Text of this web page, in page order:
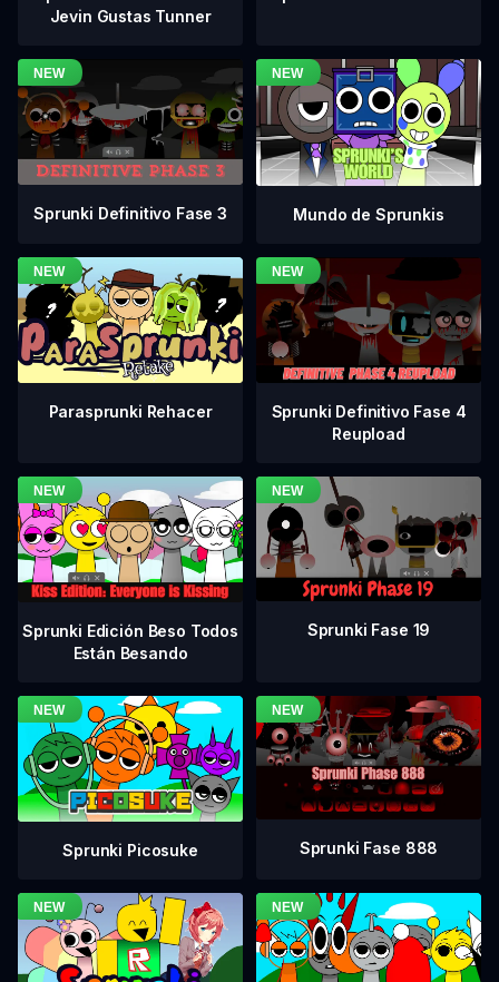
Jevin Gustas Tunner
Sprunki Definitivo Fase 3 Mundo de Sprunkis
Parasprunki Rehacer
Sprunki Definitivo Fase 4
Reupload
Sprunki Edición Beso Todos
Están Besando
Sprunki Fase 19
Sprunki Picosuke Sprunki Fase 888